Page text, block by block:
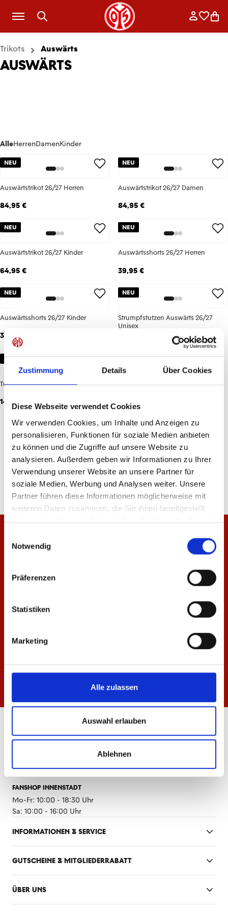
Zustimmung Details Über Cookies
Diese Webseite verwendet Cookies
Wir verwenden Cookies, um Inhalte und Anzeigen zu
personalisieren, Funktionen für soziale Medien anbieten
zu können und die Zugriffe auf unsere Website zu
analysieren. Außerdem geben wir Informationen zu Ihrer
Verwendung unserer Website an unsere Partner für
soziale Medien, Werbung und Analysen weiter. Unsere
Partner führen diese Informationen möglicherweise mit
weiteren Daten zusammen, die Sie ihnen bereitgestellt
haben oder die sie im Rahmen Ihrer Nutzung der Dienste
Notwendig
Präferenzen
Statistiken
Marketing
Alle zulassen
Auswahl erlauben
Ablehnen
Zum Hauptinhalt springen
Trikots Auswärts
AUSWÄRTS
AlleHerrenDamenKinder
NEU
Auswärtstrikot 26/27 Herren
84,95 €
NEU
Auswärtstrikot 26/27 Damen
84,95 €
NEU
Auswärtstrikot 26/27 Kinder
64,95 €
NEU
Auswärtsshorts 26/27 Herren
39,95 €
NEU
Auswärtsshorts 26/27 Kinder
34,95 €
NEU
Strumpfstutzen Auswärts 26/27
Unisex
NEU
Tube Stutzen Auswärts 26/27 Unisex
14,95 €
7 von 7
FANSHOP MEWA ARENA
Sa: 10:00 - 14:00 Uhr
FANSHOP INNENSTADT
Mo-Fr: 10:00 - 18:30 Uhr
Sa: 10:00 - 16:00 Uhr
INFORMATIONEN & SERVICE
GUTSCHEINE & MITGLIEDERRABATT
ÜBER UNS